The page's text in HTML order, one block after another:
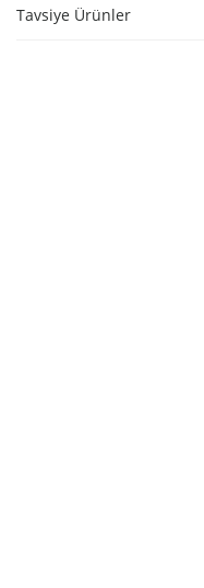
Tavsiye Ürünler